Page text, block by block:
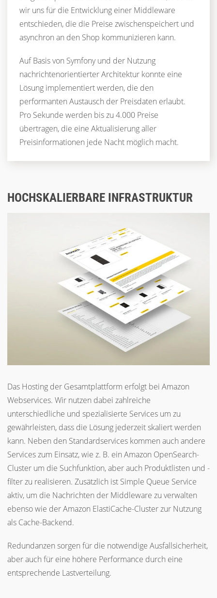
wir uns für die Entwicklung einer Middleware
entschieden, die die Preise zwischenspeichert und
asynchron an den Shop kommunizieren kann.
Auf Basis von Symfony und der Nutzung
nachrichtenorientierter Architektur konnte eine
Lösung implementiert werden, die den
performanten Austausch der Preisdaten erlaubt.
Pro Sekunde werden bis zu 4.000 Preise
übertragen, die eine Aktualisierung aller
Preisinformationen jede Nacht möglich macht.
HOCHSKALIERBARE INFRASTRUKTUR
Das Hosting der Gesamtplattform erfolgt bei Amazon
Webservices. Wir nutzen dabei zahlreiche
unterschiedliche und spezialisierte Services um zu
gewährleisten, dass die Lösung jederzeit skaliert werden
kann. Neben den Standardservices kommen auch andere
Services zum Einsatz, wie z. B. ein Amazon OpenSearch-
Cluster um die Suchfunktion, aber auch Produktlisten und -
filter zu realisieren. Zusätzlich ist Simple Queue Service
aktiv, um die Nachrichten der Middleware zu verwalten
ebenso wie der Amazon ElastiCache-Cluster zur Nutzung
als Cache-Backend.
Redundanzen sorgen für die notwendige Ausfallsicherheit,
aber auch für eine höhere Performance durch eine
entsprechende Lastverteilung.